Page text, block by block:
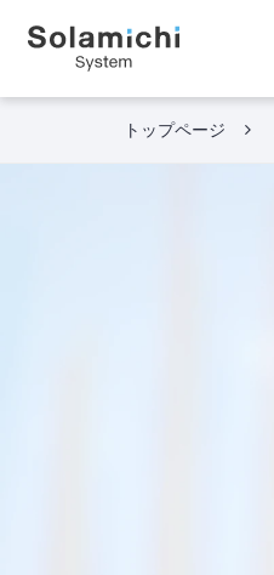
トップページ